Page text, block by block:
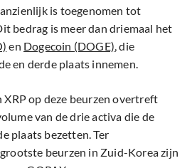
is toegenomen tot
bedrag is meer dan driemaal het
en Dogecoin (DOGE), die
en derde plaats innemen.
op deze beurzen overtreft
van de drie activa die de
plaats bezetten. Ter
beurzen in Zuid-Korea zijn